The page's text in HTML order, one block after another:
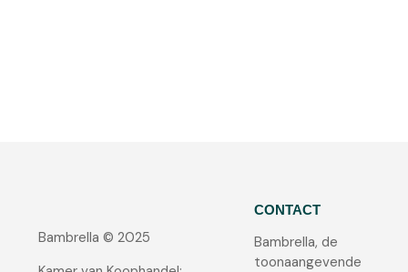
Bambrella © 2025
CONTACT
Bambrella, de
toonaangevende